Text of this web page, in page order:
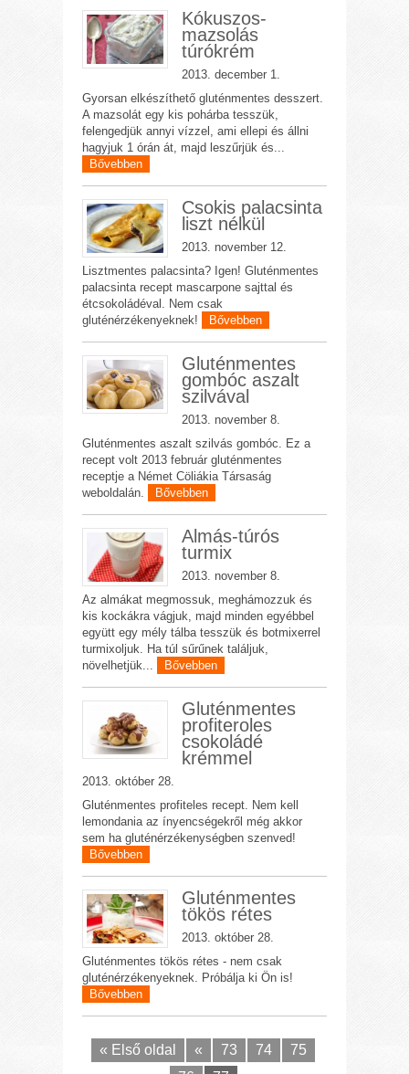
Kókuszos-
mazsolás
túrókrém
2013. december 1.
Gyorsan elkészíthető gluténmentes desszert.
A mazsolát egy kis pohárba tesszük,
felengedjük annyi vízzel, ami ellepi és állni
hagyjuk 1 órán át, majd leszűrjük és...
Bővebben
Csokis palacsinta
liszt nélkül
2013. november 12.
Lisztmentes palacsinta? Igen! Gluténmentes
palacsinta recept mascarpone sajttal és
étcsokoládéval. Nem csak
gluténérzékenyeknek!
Bővebben
Gluténmentes
gombóc aszalt
szilvával
2013. november 8.
Gluténmentes aszalt szilvás gombóc. Ez a
recept volt 2013 február gluténmentes
receptje a Német Cöliákia Társaság
weboldalán.
Bővebben
Almás-túrós
turmix
2013. november 8.
Az almákat megmossuk, meghámozzuk és
kis kockákra vágjuk, majd minden egyébbel
együtt egy mély tálba tesszük és botmixerrel
turmixoljuk. Ha túl sűrűnek találjuk,
növelhetjük...
Bővebben
Gluténmentes
profiteroles
csokoládé
krémmel
2013. október 28.
Gluténmentes profiteles recept. Nem kell
lemondania az ínyencségekről még akkor
sem ha gluténérzékenységben szenved!
Bővebben
Gluténmentes
tökös rétes
2013. október 28.
Gluténmentes tökös rétes - nem csak
gluténérzékenyeknek. Próbálja ki Ön is!
Bővebben
« Első oldal « 73 74
75